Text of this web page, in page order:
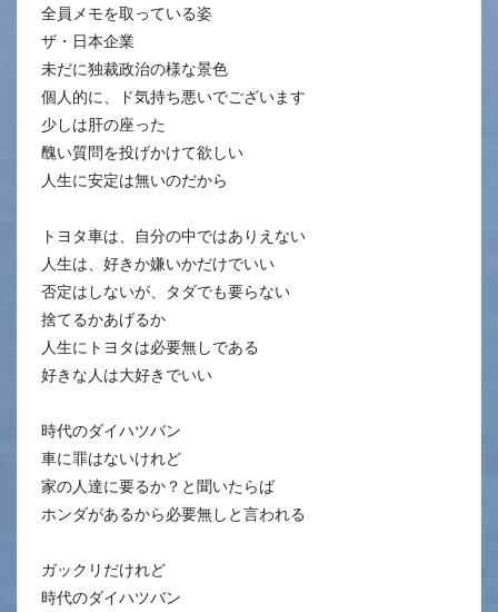
全員メモを取っている姿
ザ・日本企業
未だに独裁政治の様な景色
個人的に、ド気持ち悪いでございます
少しは肝の座った
醜い質問を投げかけて欲しい
人生に安定は無いのだから
トヨタ車は、自分の中ではありえない
人生は、好きか嫌いかだけでいい
否定はしないが、タダでも要らない
捨てるかあげるか
人生にトヨタは必要無しである
好きな人は大好きでいい
時代のダイハツバン
車に罪はないけれど
家の人達に要るか？と聞いたらば
ホンダがあるから必要無しと言われる
ガックリだけれど
時代のダイハツバン